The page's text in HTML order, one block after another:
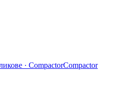
· CompactorCompactor